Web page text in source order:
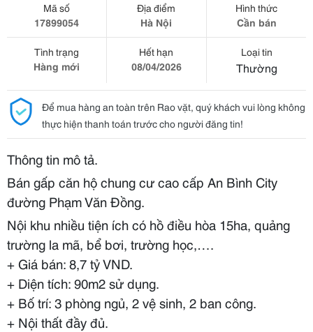
Mã số
17899054
Địa điểm
Hà Nội
Hình thức
Cần bán
Tình trạng
Hàng mới
Hết hạn
08/04/2026
Loại tin
Thường
Để mua hàng an toàn trên Rao vặt, quý khách vui lòng không
thực hiện thanh toán trước cho người đăng tin!
Thông tin mô tả.
Bán gấp căn hộ chung cư cao cấp An Bình City
đường Phạm Văn Đồng.
Nội khu nhiều tiện ích có hồ điều hòa 15ha, quảng
trường la mã, bể bơi, trường học,….
+ Giá bán: 8,7 tỷ VND.
+ Diện tích: 90m2 sử dụng.
+ Bố trí: 3 phòng ngủ, 2 vệ sinh, 2 ban công.
+ Nội thất đầy đủ.